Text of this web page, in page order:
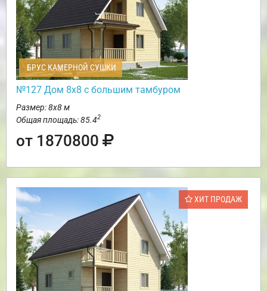
БРУС КАМЕРНОЙ СУШКИ
№127 Дом 8х8 с большим тамбуром
Размер: 8х8 м
Общая площадь: 85.42
от 1870800
ХИТ ПРОДАЖ